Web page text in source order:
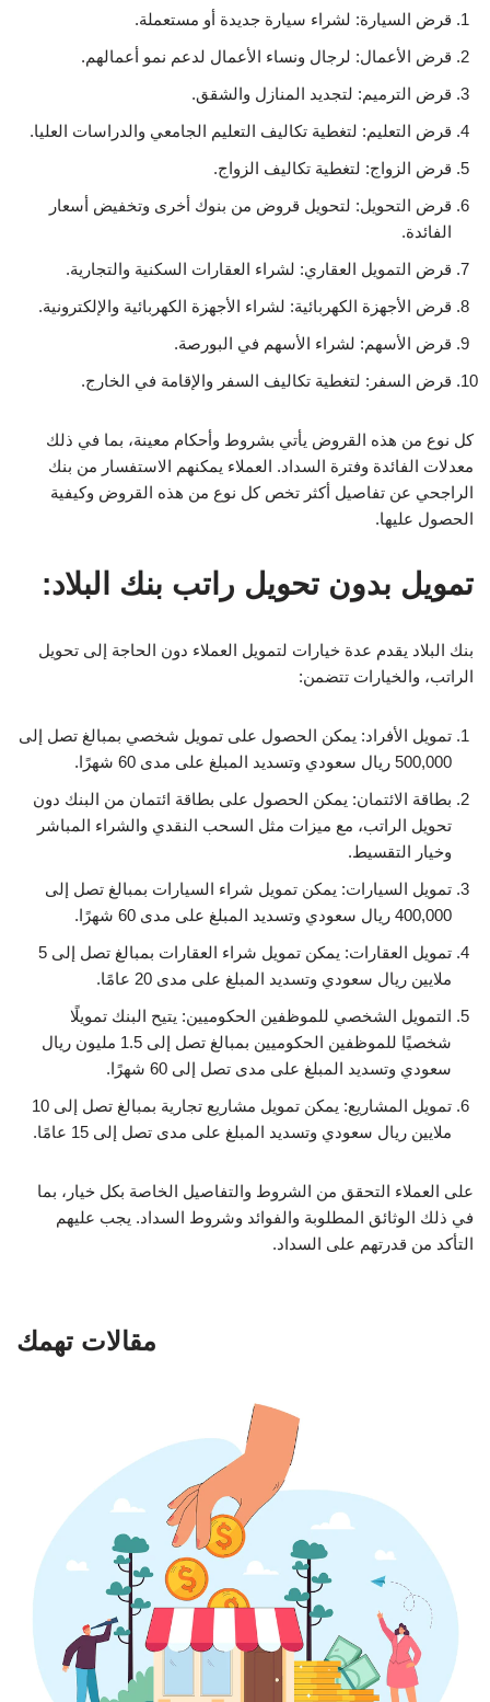
قرض السيارة: لشراء سيارة جديدة أو مستعملة.
قرض الأعمال: لرجال ونساء الأعمال لدعم نمو أعمالهم.
قرض الترميم: لتجديد المنازل والشقق.
قرض التعليم: لتغطية تكاليف التعليم الجامعي والدراسات العليا.
قرض الزواج: لتغطية تكاليف الزواج.
قرض التحويل: لتحويل قروض من بنوك أخرى وتخفيض أسعار
الفائدة.
قرض التمويل العقاري: لشراء العقارات السكنية والتجارية.
قرض الأجهزة الكهربائية: لشراء الأجهزة الكهربائية والإلكترونية.
قرض الأسهم: لشراء الأسهم في البورصة.
قرض السفر: لتغطية تكاليف السفر والإقامة في الخارج.
كل نوع من هذه القروض يأتي بشروط وأحكام معينة، بما في ذلك
معدلات الفائدة وفترة السداد. العملاء يمكنهم الاستفسار من بنك
الراجحي عن تفاصيل أكثر تخص كل نوع من هذه القروض وكيفية
الحصول عليها.
تمويل بدون تحويل راتب بنك البلاد:
بنك البلاد يقدم عدة خيارات لتمويل العملاء دون الحاجة إلى تحويل
الراتب، والخيارات تتضمن:
تمويل الأفراد: يمكن الحصول على تمويل شخصي بمبالغ تصل إلى
500,000 ريال سعودي وتسديد المبلغ على مدى 60 شهرًا.
بطاقة الائتمان: يمكن الحصول على بطاقة ائتمان من البنك دون
تحويل الراتب، مع ميزات مثل السحب النقدي والشراء المباشر
وخيار التقسيط.
تمويل السيارات: يمكن تمويل شراء السيارات بمبالغ تصل إلى
400,000 ريال سعودي وتسديد المبلغ على مدى 60 شهرًا.
تمويل العقارات: يمكن تمويل شراء العقارات بمبالغ تصل إلى 5
ملايين ريال سعودي وتسديد المبلغ على مدى 20 عامًا.
التمويل الشخصي للموظفين الحكوميين: يتيح البنك تمويلًا
شخصيًا للموظفين الحكوميين بمبالغ تصل إلى 1.5 مليون ريال
سعودي وتسديد المبلغ على مدى تصل إلى 60 شهرًا.
تمويل المشاريع: يمكن تمويل مشاريع تجارية بمبالغ تصل إلى 10
ملايين ريال سعودي وتسديد المبلغ على مدى تصل إلى 15 عامًا.
على العملاء التحقق من الشروط والتفاصيل الخاصة بكل خيار، بما
في ذلك الوثائق المطلوبة والفوائد وشروط السداد. يجب عليهم
التأكد من قدرتهم على السداد.
مقالات تهمك